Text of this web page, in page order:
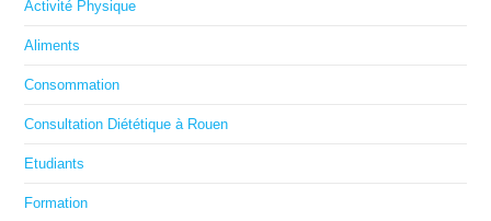
Activité Physique
Aliments
Consommation
Consultation Diététique à Rouen
Etudiants
Formation